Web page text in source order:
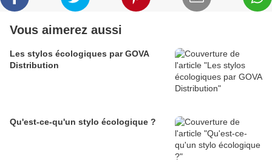
Vous aimerez aussi
Les stylos écologiques par GOVA
Distribution
Qu'est-ce-qu'un stylo écologique ?